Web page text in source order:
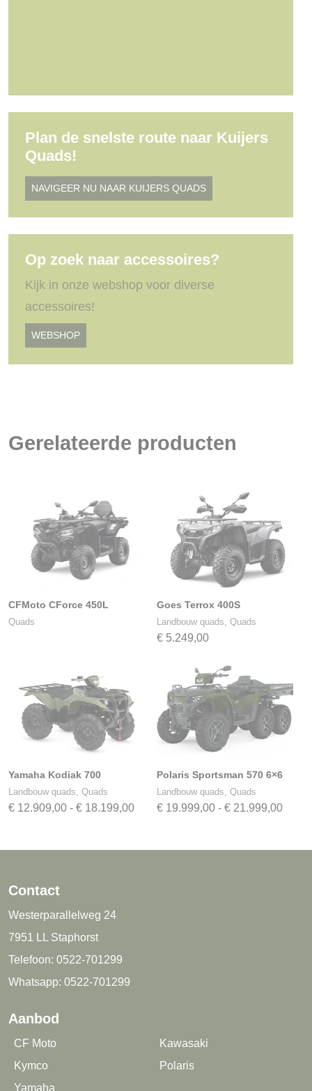
Plan de snelste route naar Kuijers
Quads!
NAVIGEER NU NAAR KUIJERS QUADS
Op zoek naar accessoires?
Kijk in onze webshop voor diverse
accessoires!
WEBSHOP
Gerelateerde producten
CFMoto CForce 450L
Quads
Goes Terrox 400S
Landbouw quads, Quads
€5.249,00
Yamaha Kodiak 700
Landbouw quads, Quads
€ 12.909,00 - € 18.199,00Prijsklasse:
Polaris Sportsman 570 6×6
Landbouw quads, Quads
€19.999,00 - €21.999,00
Contact
Westerparallelweg 24
7951 LL Staphorst
Telefoon: 0522-701299
Whatsapp: 0522-701299
Aanbod
CF Moto
Kawasaki
Kymco
Polaris
Yamaha